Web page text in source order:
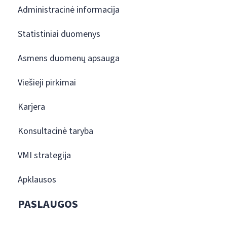
Administracinė informacija
Statistiniai duomenys
Asmens duomenų apsauga
Viešieji pirkimai
Karjera
Konsultacinė taryba
VMI strategija
Apklausos
PASLAUGOS